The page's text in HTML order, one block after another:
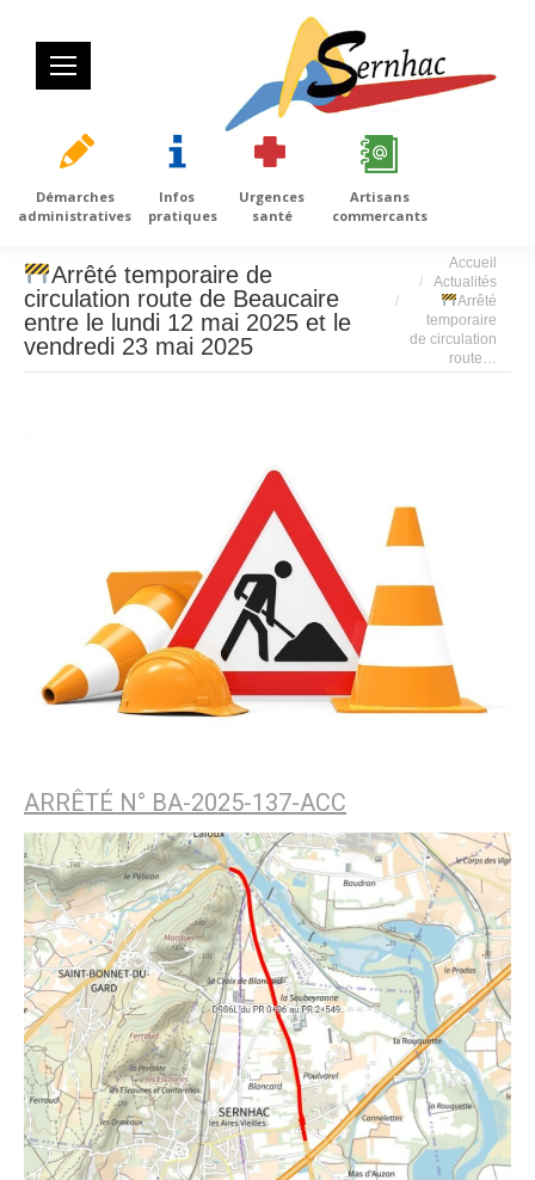
Démarches
administratives
Infos
pratiques
Urgences
santé
Artisans
commercants
Arrêté temporaire de
circulation route de Beaucaire
entre le lundi 12 mai 2025 et le
vendredi 23 mai 2025
Vous êtes ici :
Accueil
Actualités
Arrêté
temporaire
de circulation
route…
ARRÊTÉ N° BA-2025-137-ACC